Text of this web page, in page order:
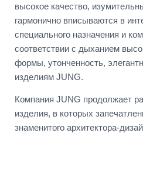
высокое качество,
гармонично вписываются в
специального назначения и
соответствии с дыханием
формы, утонченность,
изделиям JUNG.
Компания JUNG продолжает
изделия, в которых
знаменитого архитектора-